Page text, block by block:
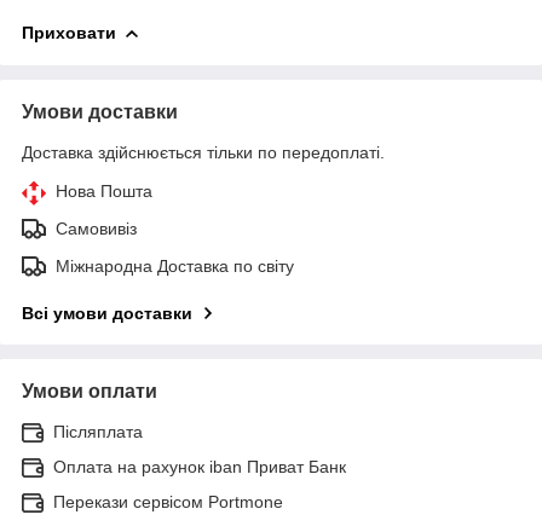
Приховати
Умови доставки
Доставка здійснюється тільки по передоплаті.
Нова Пошта
Самовивіз
Міжнародна Доставка по світу
Всі умови доставки
Умови оплати
Післяплата
Оплата на рахунок iban Приват Банк
Перекази сервісом Portmone